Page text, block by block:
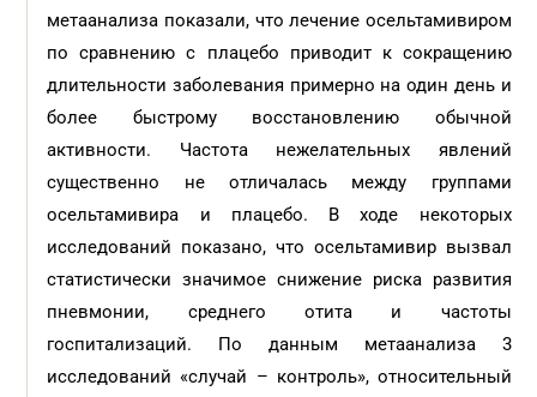
метаанализа показали, что лечение осельтамивиром
по сравнению с плацебо приводит к сокращению
длительности заболевания примерно на один день и
более быстрому восстановлению обычной
активности. Частота нежелательных явлений
существенно не отличалась между группами
осельтамивира и плацебо. В ходе некоторых
исследований показано, что осельтамивир вызвал
статистически значимое снижение риска развития
пневмонии, среднего отита и частоты
госпитализаций. По данным метаанализа 3
исследований «случай – контроль», относительный